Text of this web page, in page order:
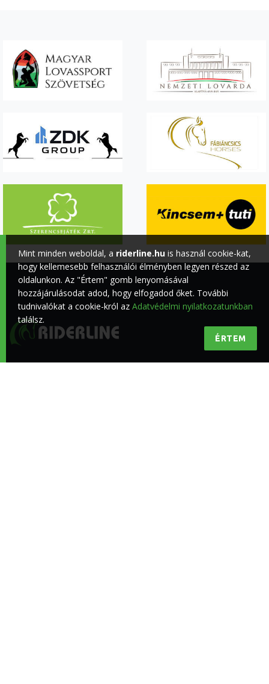
Mint minden weboldal, a riderline.hu is használ cookie-kat,
hogy kellemesebb felhasználói élményben legyen részed az
oldalunkon. Az "Értem" gomb lenyomásával
hozzájárulásodat adod, hogy elfogadod őket. További
tudnivalókat a cookie-król az Adatvédelmi nyilatkozatunkban
találsz.
ÉRTEM